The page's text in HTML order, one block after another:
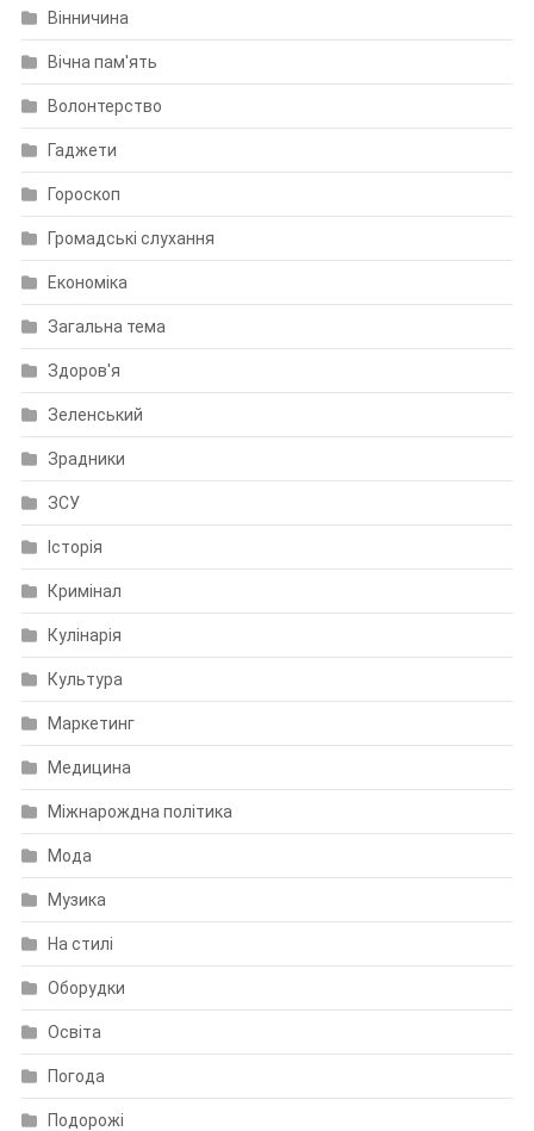
Вінничина
Вічна пам'ять
Волонтерство
Гаджети
Гороскоп
Громадські слухання
Економіка
Загальна тема
Здоров'я
Зеленський
Зрадники
ЗСУ
Історія
Кримінал
Кулінарія
Культура
Маркетинг
Медицина
Міжнарождна політика
Мода
Музика
На стилі
Оборудки
Освіта
Погода
Подорожі